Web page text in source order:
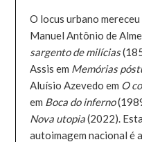
O locus urbano
Manuel Antônio de
sargento de milícias
Assis em Memórias
Aluísio Azevedo em O
em Boca do inferno
Nova utopia(2022).
autoimagem nacional é